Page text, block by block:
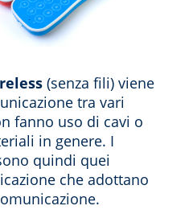
(senza fili) viene
tra vari
fanno uso di cavi o
in genere. I
quindi quei
che adottano